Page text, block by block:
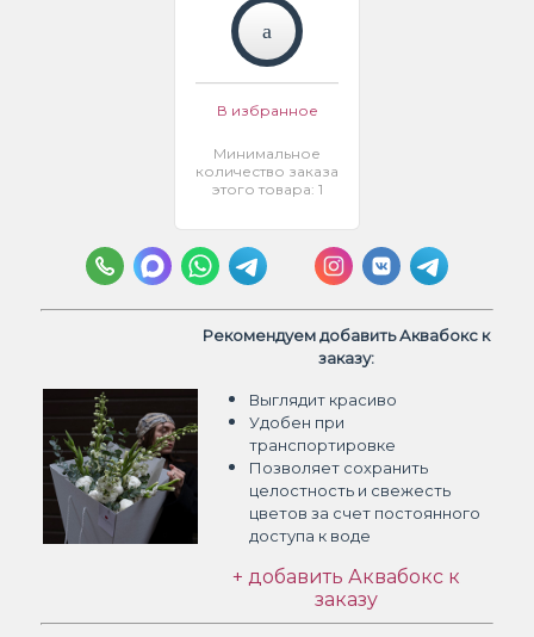
В избранное
Минимальное
количество заказа
этого товара: 1
Рекомендуем добавить Аквабокс к
заказу:
Выглядит красиво
Удобен при
транспортировке
Позволяет сохранить
целостность и свежесть
цветов за счет постоянного
доступа к воде
+ добавить Аквабокс к
заказу